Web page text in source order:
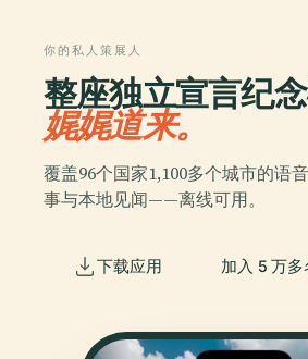
你的私人策展人
整座独立宣言纪念
娓娓道来。
覆盖96个国家1,100多个城市的语
事与本地见闻——离线可用。
下载应用 加入 5 万